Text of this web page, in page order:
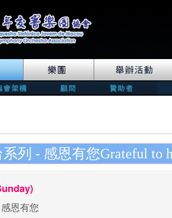
列 - 感恩有您Grateful to
恩有您